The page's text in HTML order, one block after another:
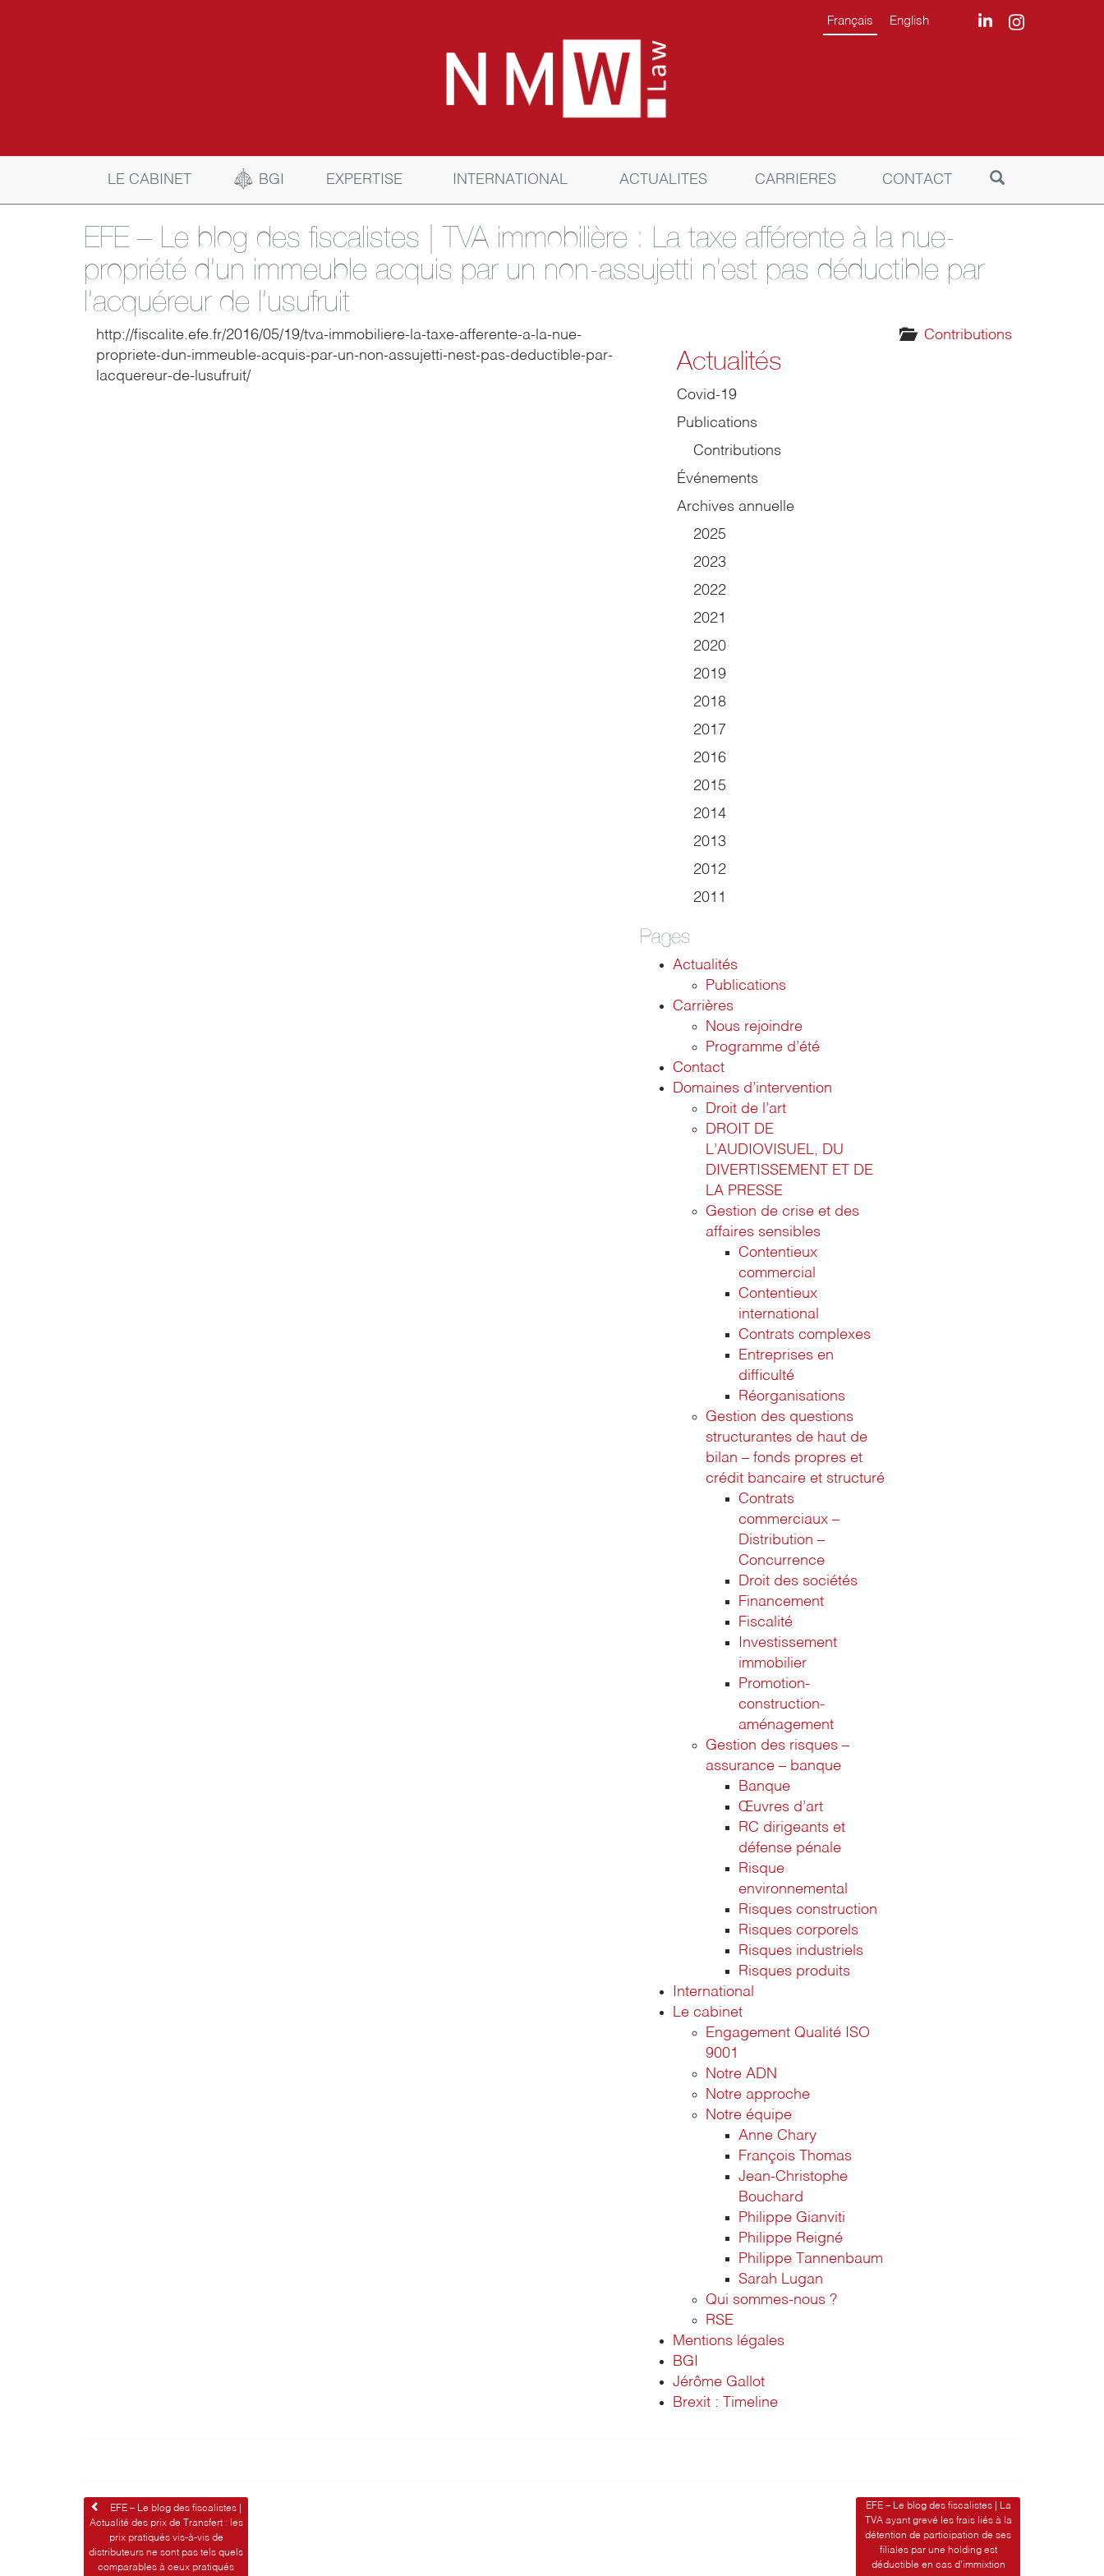
Français English
LE CABINET BGI EXPERTISE INTERNATIONAL ACTUALITES CARRIERES CONTACT
EFE – Le blog des fiscalistes | TVA immobilière : La taxe afférente à la nue-
propriété d’un immeuble acquis par un non-assujetti n’est pas déductible par
l’acquéreur de l’usufruit
Contributions
http://fiscalite.efe.fr/2016/05/19/tva-immobiliere-la-taxe-afferente-a-la-nue-
propriete-dun-immeuble-acquis-par-un-non-assujetti-nest-pas-deductible-par-
lacquereur-de-lusufruit/
Actualités
Covid-19
Publications
Contributions
Événements
Archives annuelle
2025
2023
2022
2021
2020
2019
2018
2017
2016
2015
2014
2013
2012
2011
Pages
Actualités
Publications
Carrières
Nous rejoindre
Programme d’été
Contact
Domaines d’intervention
Droit de l’art
DROIT DE
L’AUDIOVISUEL, DU
DIVERTISSEMENT ET DE
LA PRESSE
Gestion de crise et des
affaires sensibles
Contentieux
commercial
Contentieux
international
Contrats complexes
Entreprises en
difficulté
Réorganisations
Gestion des questions
structurantes de haut de
bilan – fonds propres et
crédit bancaire et structuré
Contrats
commerciaux –
Distribution –
Concurrence
Droit des sociétés
Financement
Fiscalité
Investissement
immobilier
Promotion-
construction-
aménagement
Gestion des risques –
assurance – banque
Banque
Œuvres d’art
RC dirigeants et
défense pénale
Risque
environnemental
Risques construction
Risques corporels
Risques industriels
Risques produits
International
Le cabinet
Engagement Qualité ISO
9001
Notre ADN
Notre approche
Notre équipe
Anne Chary
François Thomas
Jean-Christophe
Bouchard
Philippe Gianviti
Philippe Reigné
Philippe Tannenbaum
Sarah Lugan
Qui sommes-nous ?
RSE
Mentions légales
BGI
Jérôme Gallot
Brexit : Timeline
Navigation
l’article
EFE – Le blog des fiscalistes |
Actualité des prix de Transfert : les
prix pratiqués vis-à-vis de
distributeurs ne sont pas tels quels
comparables à ceux pratiqués
EFE – Le blog des fiscalistes | La
TVA ayant grevé les frais liés à la
détention de participation de ses
filiales par une holding est
déductible en cas d’immixtion